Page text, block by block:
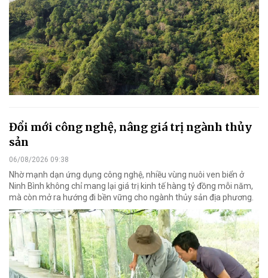
Đổi mới công nghệ, nâng giá trị ngành thủy
sản
06/08/2026 09:38
Nhờ mạnh dạn ứng dụng công nghệ, nhiều vùng nuôi ven biển ở
Ninh Bình không chỉ mang lại giá trị kinh tế hàng tỷ đồng mỗi năm,
mà còn mở ra hướng đi bền vững cho ngành thủy sản địa phương.